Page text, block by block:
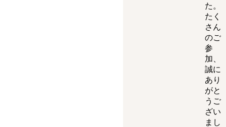
た。
たく
さん
のご
参
加、
誠に
あり
がと
うご
ざい
まし